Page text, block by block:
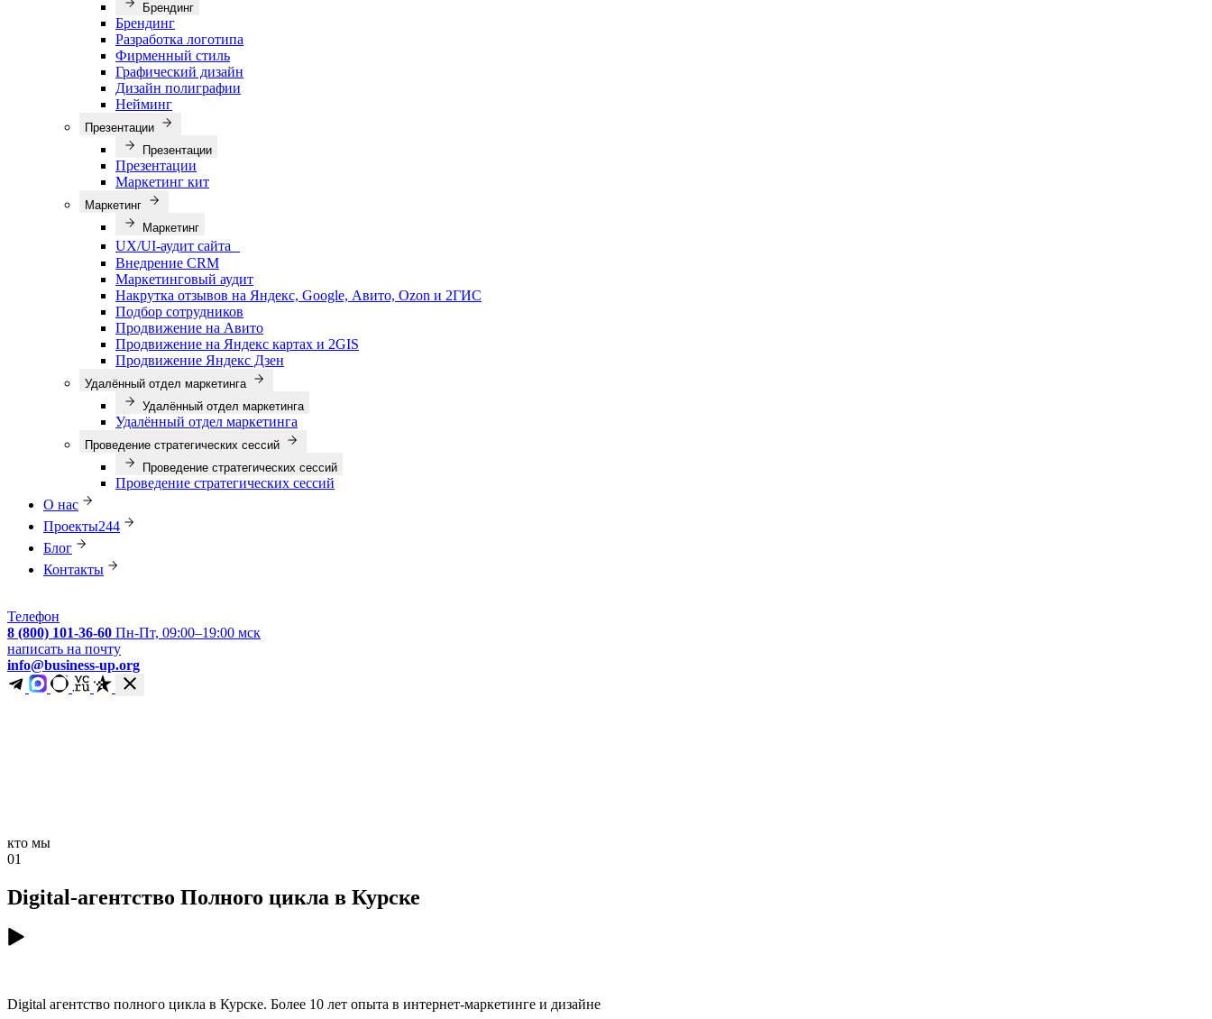
Брендинг
Брендинг
Разработка логотипа
Фирменный стиль
Графический дизайн
Дизайн полиграфии
Нейминг
Презентации
Презентации
Презентации
Маркетинг кит
Маркетинг
Маркетинг
UX/UI-аудит сайта
Внедрение CRM
Маркетинговый аудит
Накрутка отзывов на Яндекс, Google, Авито, Ozon и 2ГИС
Подбор сотрудников
Продвижение на Авито
Продвижение на Яндекс картах и 2GIS
Продвижение Яндекс Дзен
Удалённый отдел маркетинга
Удалённый отдел маркетинга
Удалённый отдел маркетинга
Проведение стратегических сессий
Проведение стратегических сессий
Проведение стратегических сессий
О нас
Проекты244
Блог
Контакты
Телефон
8 (800) 101-36-60 Пн-Пт, 09:00–19:00 мск
написать на почту
info@business-up.org
кто мы
01
Digital-агентство Полного цикла в Курске
Digital агентство полного цикла в Курске. Более 10 лет опыта в интернет-маркетинге и дизайне